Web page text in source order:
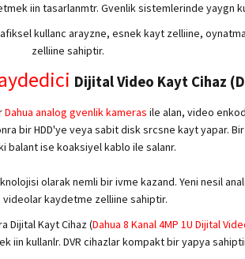
iin tasarlanmtr. Gvenlik sistemlerinde yaygn
kullanc arayzne, esnek kayt zelliine,
zelliine sahiptir.
Dijital Video Kayt Cihaz
Dahua analog gvenlik kameras ile alan, video
bir HDD'ye veya sabit disk srcsne kayt yapar.
balant ise koaksiyel kablo ile salanr.
olarak nemli bir ivme kazand. Yeni nesil
videolar kaydetme zelliine sahiptir.
Dijital Kayt Cihaz (Dahua 8 Kanal 4MP 1U Dijital
iin kullanlr. DVR cihazlar kompakt bir yapya